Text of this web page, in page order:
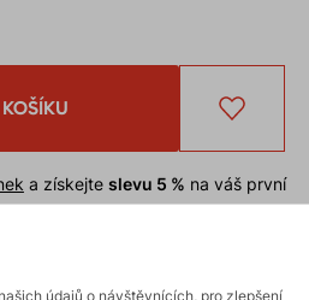
a získejte slevu 5 % na váš první
zboží.
údajů o návštěvnících, pro zlepšení